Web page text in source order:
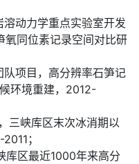
动力学重点实验室开发
氧同位素记录空间对比研
项目，高分辨率石笋记
环境重建，2012-
三峡库区末次冰消期以
；
库区最近1000年来高分